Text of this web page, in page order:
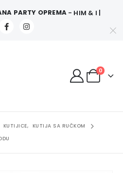
PARTY OPREMA - HIM & I |
0
KUTIJICE, KUTIJA SA RUČKOM